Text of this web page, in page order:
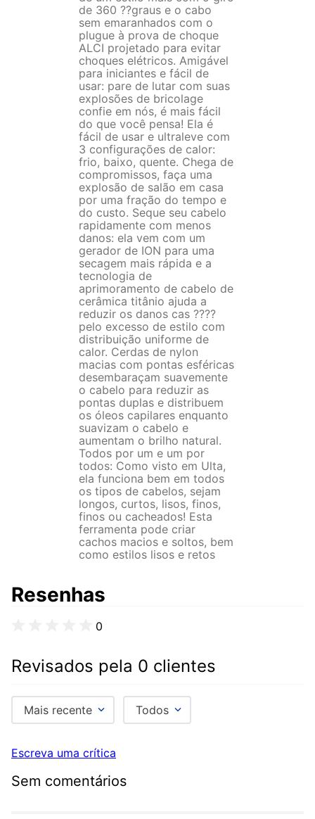
de 360 ??graus e o cabo
sem emaranhados com o
plugue à prova de choque
ALCI projetado para evitar
choques elétricos. Amigável
para iniciantes e fácil de
usar: pare de lutar com suas
explosões de bricolage
confie em nós, é mais fácil
do que você pensa! Ela é
fácil de usar e ultraleve com
3 configurações de calor:
frio, baixo, quente. Chega de
compromissos, faça uma
explosão de salão em casa
por uma fração do tempo e
do custo. Seque seu cabelo
rapidamente com menos
danos: ela vem com um
gerador de ION para uma
secagem mais rápida e a
tecnologia de
aprimoramento de cabelo de
cerâmica titânio ajuda a
reduzir os danos cas ????
pelo excesso de estilo com
distribuição uniforme de
calor. Cerdas de nylon
macias com pontas esféricas
desembaraçam suavemente
o cabelo para reduzir as
pontas duplas e distribuem
os óleos capilares enquanto
suavizam o cabelo e
aumentam o brilho natural.
Todos por um e um por
todos: Como visto em Ulta,
ela funciona bem em todos
os tipos de cabelos, sejam
longos, curtos, lisos, finos,
finos ou cacheados! Esta
ferramenta pode criar
cachos macios e soltos, bem
como estilos lisos e retos
Resenhas
0
Revisados pela 0 clientes
Mais recente Todos
Escreva uma crítica
Sem comentários